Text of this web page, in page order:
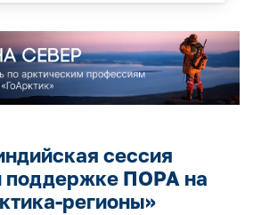
сессия
поддержке ПОРА на
регионы»